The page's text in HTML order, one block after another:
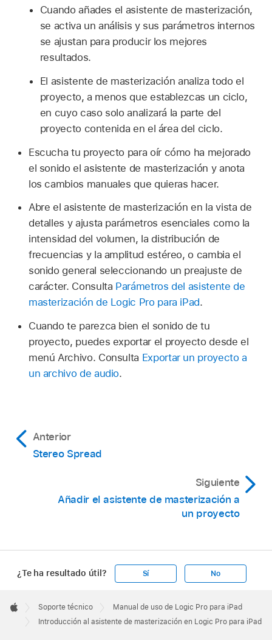
Cuando añades el asistente de masterización,
se activa un análisis y sus parámetros internos
se ajustan para producir los mejores
resultados.
El asistente de masterización analiza todo el
proyecto, a menos que establezcas un ciclo,
en cuyo caso solo analizará la parte del
proyecto contenida en el área del ciclo.
Escucha tu proyecto para oír cómo ha mejorado
el sonido el asistente de masterización y anota
los cambios manuales que quieras hacer.
Abre el asistente de masterización en la vista de
detalles y ajusta parámetros esenciales como la
intensidad del volumen, la distribución de
frecuencias y la amplitud estéreo, o cambia el
sonido general seleccionando un preajuste de
carácter. Consulta Parámetros del asistente de
masterización de Logic Pro para iPad.
Cuando te parezca bien el sonido de tu
proyecto, puedes exportar el proyecto desde el
menú Archivo. Consulta Exportar un proyecto a
un archivo de audio.
Anterior
Stereo Spread
Siguiente
Añadir el asistente de masterización a
un proyecto
¿Te ha resultado útil? Sí No
Footer

Apple
Soporte técnico
Manual de uso de Logic Pro para iPad
Introducción al asistente de masterización en Logic Pro para iPad